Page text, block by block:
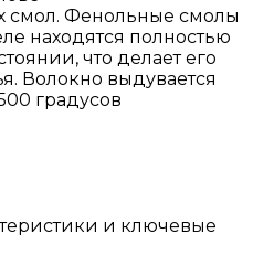
Фенольные смолы
находятся полностью
что делает его
Волокно выдувается
градусов